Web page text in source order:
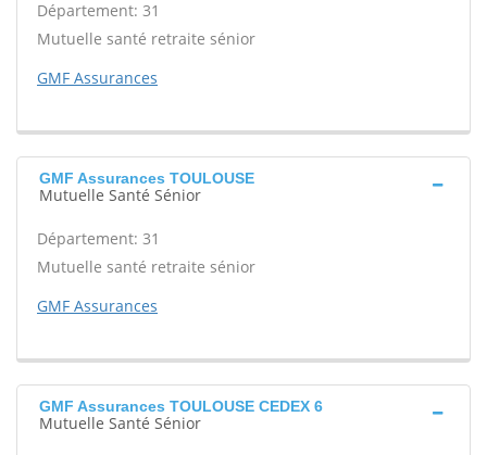
Département: 31
Mutuelle santé retraite sénior
GMF Assurances
GMF Assurances TOULOUSE
Mutuelle Santé Sénior
Département: 31
Mutuelle santé retraite sénior
GMF Assurances
GMF Assurances TOULOUSE CEDEX 6
Mutuelle Santé Sénior